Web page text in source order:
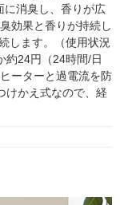
に消臭し、香りが広
効果と香りが持続し
します。（使用状況
約24円（24時間/日
ーターと過電流を防
けかえ式なので、経